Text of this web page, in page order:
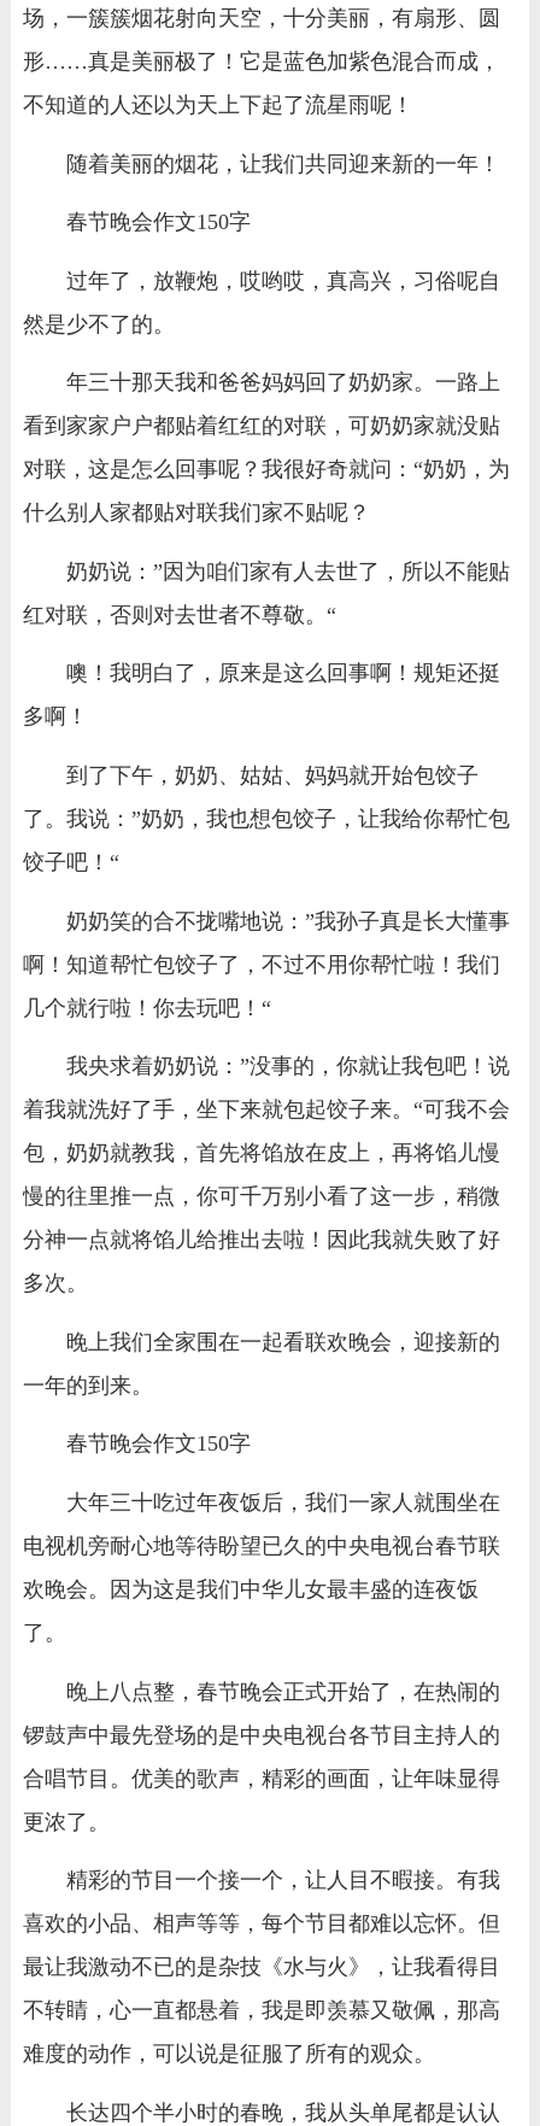
场，一簇簇烟花射向天空，十分美丽，有扇形、圆
形……真是美丽极了！它是蓝色加紫色混合而成，
不知道的人还以为天上下起了流星雨呢！
随着美丽的烟花，让我们共同迎来新的一年！
春节晚会作文150字
过年了，放鞭炮，哎哟哎，真高兴，习俗呢自
然是少不了的。
年三十那天我和爸爸妈妈回了奶奶家。一路上
看到家家户户都贴着红红的对联，可奶奶家就没贴
对联，这是怎么回事呢？我很好奇就问：“奶奶，为
什么别人家都贴对联我们家不贴呢？
奶奶说：”因为咱们家有人去世了，所以不能贴
红对联，否则对去世者不尊敬。“
噢！我明白了，原来是这么回事啊！规矩还挺
多啊！
到了下午，奶奶、姑姑、妈妈就开始包饺子
了。我说：”奶奶，我也想包饺子，让我给你帮忙包
饺子吧！“
奶奶笑的合不拢嘴地说：”我孙子真是长大懂事
啊！知道帮忙包饺子了，不过不用你帮忙啦！我们
几个就行啦！你去玩吧！“
我央求着奶奶说：”没事的，你就让我包吧！说
着我就洗好了手，坐下来就包起饺子来。“可我不会
包，奶奶就教我，首先将馅放在皮上，再将馅儿慢
慢的往里推一点，你可千万别小看了这一步，稍微
分神一点就将馅儿给推出去啦！因此我就失败了好
多次。
晚上我们全家围在一起看联欢晚会，迎接新的
一年的到来。
春节晚会作文150字
大年三十吃过年夜饭后，我们一家人就围坐在
电视机旁耐心地等待盼望已久的中央电视台春节联
欢晚会。因为这是我们中华儿女最丰盛的连夜饭
了。
晚上八点整，春节晚会正式开始了，在热闹的
锣鼓声中最先登场的是中央电视台各节目主持人的
合唱节目。优美的歌声，精彩的画面，让年味显得
更浓了。
精彩的节目一个接一个，让人目不暇接。有我
喜欢的小品、相声等等，每个节目都难以忘怀。但
最让我激动不已的是杂技《水与火》，让我看得目
不转睛，心一直都悬着，我是即羡慕又敬佩，那高
难度的动作，可以说是征服了所有的观众。
长达四个半小时的春晚，我从头单尾都是认认